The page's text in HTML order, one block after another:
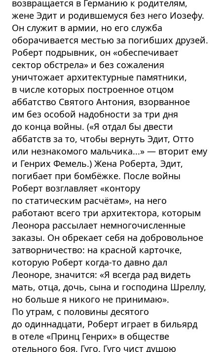
возвращается в Германию к родителям,
жене Эдит и родившемуся без него Иозефу.
Он служит в армии, но его служба
оборачивается местью за погибших друзей.
Роберт подрывник, он «обеспечивает
сектор обстрела» и без сожаления
уничтожает архитектурные памятники,
в числе которых построенное отцом
аббатство Святого Антония, взорванное
им без особой надобности за три дня
до конца войны. («Я отдал бы двести
аббатств за то, чтобы вернуть Эдит, Отто
или незнакомого мальчика...» — вторит ему
и Генрих Фемель.) Жена Роберта, Эдит,
погибает при бомбёжке. После войны
Роберт возглавляет «контору
по статическим расчётам», на него
работают всего три архитектора, которым
Леонора рассылает немногочисленные
заказы. Он обрекает себя на добровольное
затворничество: на красной карточке,
которую Роберт когда-то давно дал
Леоноре, значится: «Я всегда рад видеть
мать, отца, дочь, сына и господина Шреллу,
но больше я никого не принимаю».
По утрам, с половины десятого
до одиннадцати, Роберт играет в бильярд
в отеле «Принц Генрих» в обществе
отельного боя, Гуго. Гуго чист душою